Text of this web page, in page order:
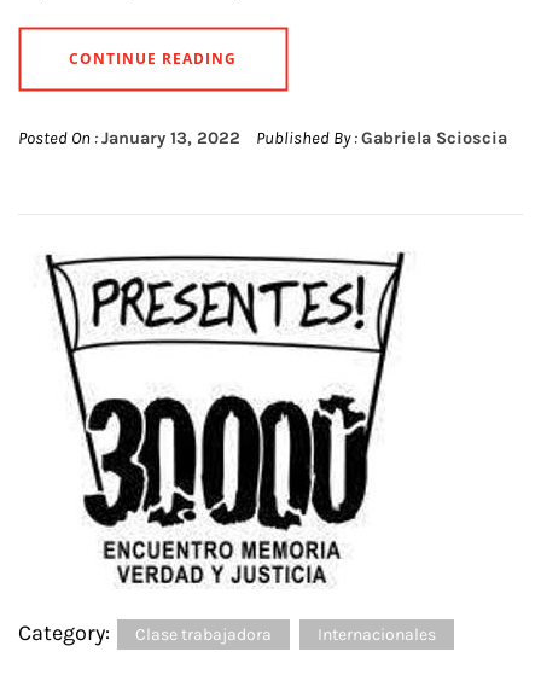
CONTINUE READING
Posted On :January 13, 2022 Published By :Gabriela Scioscia
Category: Clase trabajadora Internacionales